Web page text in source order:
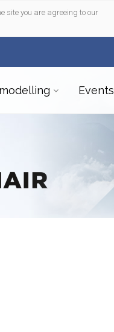
site you are agreeing to our
Events